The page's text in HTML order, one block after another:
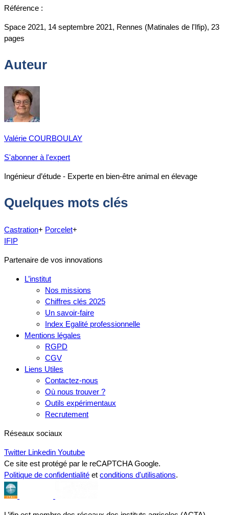
Référence :
Space 2021, 14 septembre 2021, Rennes (Matinales de l'Ifip), 23
pages
Auteur
Valérie COURBOULAY
S'abonner à l'expert
Ingénieur d’étude - Experte en bien-être animal en élevage
Quelques mots clés
Castration+ Porcelet+
IFIP
Partenaire de vos innovations
L’institut
Nos missions
Chiffres clés 2025
Un savoir-faire
Index Egalité professionnelle
Mentions légales
RGPD
CGV
Liens Utiles
Contactez-nous
Où nous trouver ?
Outils expérimentaux
Recrutement
Réseaux sociaux
Twitter Linkedin Youtube
Ce site est protégé par le reCAPTCHA Google.
Politique de confidentialité et conditions d'utilisations.